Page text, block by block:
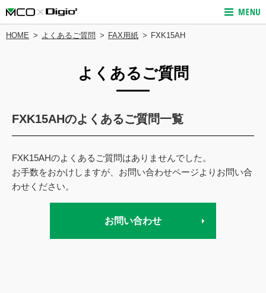
HOME よくあるご質問 FAX用紙 FXK15AH
よくあるご質問
FXK15AHのよくあるご質問一覧
FXK15AHのよくあるご質問はありませんでした。
お手数をおかけしますが、お問い合わせページよりお問い合
わせください。
お問い合わせ